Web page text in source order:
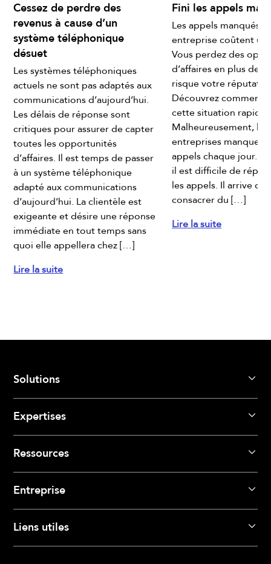
Cessez de perdre des
revenus à cause d’un
système téléphonique
désuet
Les systèmes téléphoniques
actuels ne sont pas adaptés aux
communications d’aujourd’hui.
Les délais de réponse sont
critiques pour assurer de capter
toutes les opportunités
d’affaires. Il est temps de passer
à un système téléphonique
adapté aux communications
d’aujourd’hui. La clientèle est
exigeante et désire une réponse
immédiate en tout temps sans
quoi elle appellera chez […]
Lire la suite
Fini les appels
Les appels manqués
entreprise coûtent
Vous perdez des
d’affaires en plus de
risque votre
Découvrez comment
cette situation
Malheureusement, la
entreprises manquent
appels chaque jour.
il est difficile de
les appels. Il arrive
consacrer du […]
Lire la suite
Solutions
Expertises
Ressources
Entreprise
Liens utiles